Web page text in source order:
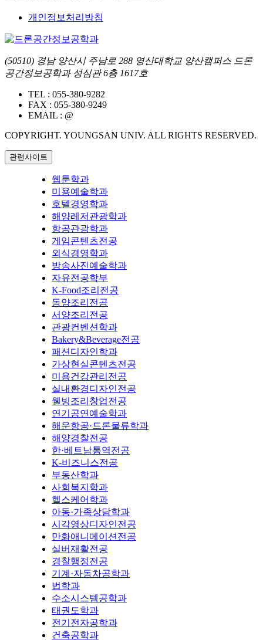
개인정보처리방침
(50510) 경남 양산시 주남로 288 영산대학교 양산캠퍼스 드론
공간정보공학과 성심관 6층 1617호
TEL : 055-380-9282
FAX : 055-380-9249
EMAIL : @
COPYRIGHT. YOUNGSAN UNIV. ALL RIGHTS RESERVED.
관련사이트
웹툰학과
미용예술학과
호텔경영학과
해양레저관광학과
항공관광학과
게임콘텐츠전공
외식경영학과
방송사진예술학과
자유전공학부
K-Food조리전공
동양조리전공
서양조리전공
관광컨벤션학과
Bakery&Beverage전공
패션디자인학과
가상현실콘텐츠전공
미용건강관리전공
실내환경디자인전공
웰빙조리창업전공
연기공연예술학과
해운항공·드론물류학과
해양경찰전공
한·베트남통역전공
K-비즈니스전공
부동산학과
사회복지학과
헬스케어학과
아동·가족상담학과
시각영상디자인전공
만화애니메이션전공
실버재활전공
경찰행정전공
기계·자동차공학과
법학과
수소시스템공학과
태권도학과
전기전자공학과
건축공학과